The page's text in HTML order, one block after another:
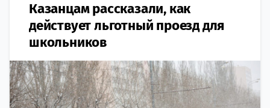
Казанцам рассказали, как
действует льготный проезд для
школьников